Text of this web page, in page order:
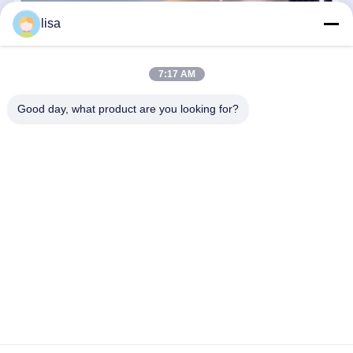
196mm Mini PC sem ventilador Intel Firewall N355 8 Núcleo Dual 10G
lisa
7:17 AM
Good day, what product are you looking for?